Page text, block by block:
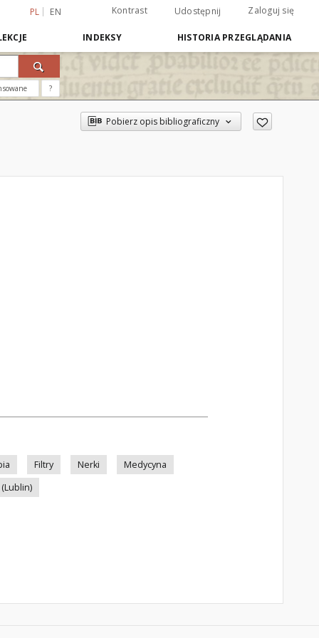
PL EN Kontrast Udostępnij Zaloguj się
INDEKSY HISTORIA PRZEGLĄDANIA
?
Pobierz opis bibliograficzny
Filtry Nerki
Medycyna